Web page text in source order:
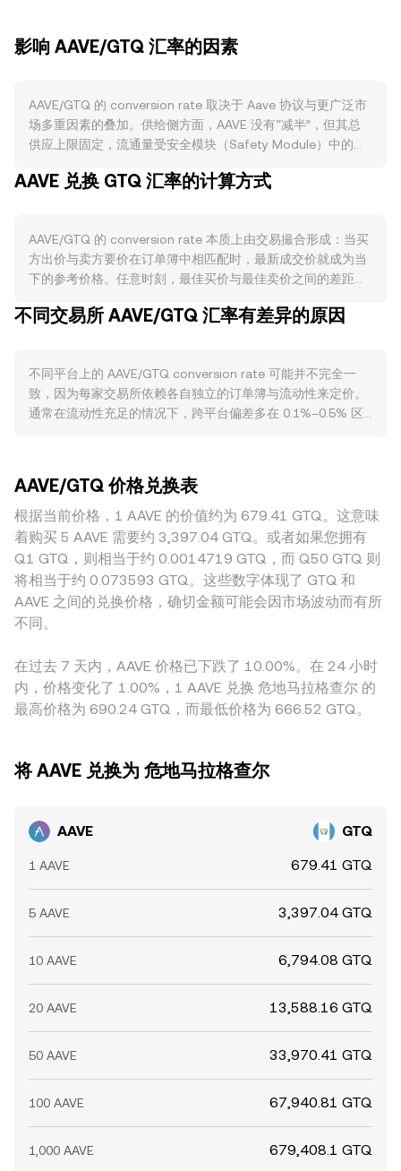
影响 AAVE/GTQ 汇率的因素
AAVE/GTQ 的 conversion rate 取决于 Aave 协议与更广泛市
场多重因素的叠加。供给侧方面，AAVE 没有“减半”，但其总
供应上限固定，流通量受安全模块（Safety Module）中的质
并缓释卖压；治理提案对激励发放、生态储备使用、潜在回购
（如 Aave v3）上的存借规模（TVL）、借款利率水平、清算
活跃度、以及 AAVE 在治理投票与安全模块中的实用性都会影
响市场对 AAVE 的需求；此外，协议原生稳定币 GHO 的采用
风险缓冲资产的预期。宏观维度上，AAVE 往往与比特币方向
会直接改变以本币计价的 AAVE/GTQ conversion rate。监管
事件同样重要，针对 DeFi 借贷的监管表述、对治理代币属性
的界定、以及对稳定币（涉及 GHO）的合规框架更新，均可
上与场外的大额地址净流入流出，都会在短期内放大波动；安
全模块的质押与解押窗口、主要 DEX 流动池（如 Uniswap、
Balancer）深度变化，也会影响现货与衍生品之间的基差，从
而间接影响 AAVE/GTQ conversion rate。
AAVE 兑换 GTQ 汇率的计算方式
AAVE/GTQ 的 conversion rate 本质上由交易撮合形成：当买
方出价与卖方要价在订单簿中相匹配时，最新成交价就成为当
下的参考价格。任意时刻，最佳买价与最佳卖价之间的差距构
度上，数据聚合商会计算成交量加权平均价（VWAP），其公
关系应用到换算时，若已知 AAVE 数量与 conversion rate，
则可得 GTQ 价值：GTQ Value = AAVE Amount × rate；反
之，若已知 GTQ 价值与 conversion rate，则可得 AAVE 数
链上流动性的情况下，去中心化交易所的自动做市商（AMM）
亦会影响现货参考价，其恒定乘积模型满足 x × y = k，其中池
内两种资产储备的比值决定即时价格，价格近似为 y/x。当大
额交易改变池子储备时，AMM 价格会随之滑动，并通过套利
与中心化报价逐步收敛。最终，平台会综合订单簿最新成交、
中间价、跨市 VWAP 以及必要的流动性与风控指标，为用户呈
现实时的 AAVE/GTQ conversion rate。
不同交易所 AAVE/GTQ 汇率有差异的原因
不同平台上的 AAVE/GTQ conversion rate 可能并不完全一
致，因为每家交易所依赖各自独立的订单簿与流动性来定价。
通常在流动性充足的情况下，跨平台偏差多在 0.1%–0.5% 区
价格冲击，导致与“全市场共识价”出现暂时背离。地理与监管
差异也会带来溢价或折价，例如某些地区对 DeFi 治理代币的
上币与合规限制，可能压缩本地流动性并放大报价波动。很多
平台的 AAVE 实际先与 USDT 或 USD 定价，再通过本地法币
对（例如 GTQ/USDT）转换输出 AAVE/GTQ，因而 USDT 相
对 GTQ 的轻微溢折价会传导到最终报价。跨平台套利能在价
差出现时买低卖高以推动价格回归，但受限于提现与充值速
度、链上与链下费用、风控与限额，以及极端行情下的流动性
AAVE/GTQ 价格兑换表
根据当前价格，1 AAVE 的价值约为 679.41 GTQ。这意味
着购买 5 AAVE 需要约 3,397.04 GTQ。或者如果您拥有
Q1 GTQ，则相当于约 0.0014719 GTQ，而 Q50 GTQ 则
将相当于约 0.073593 GTQ。这些数字体现了 GTQ 和
AAVE 之间的兑换价格，确切金额可能会因市场波动而有所
不同。
在过去 7 天内，AAVE 价格已下跌了 10.00%。在 24 小时
内，价格变化了 1.00%，1 AAVE 兑换 危地马拉格查尔 的
最高价格为 690.24 GTQ，而最低价格为 666.52 GTQ。
将 AAVE 兑换为 危地马拉格查尔
AAVE GTQ
1 AAVE 679.41 GTQ
5 AAVE 3,397.04 GTQ
10 AAVE 6,794.08 GTQ
20 AAVE 13,588.16 GTQ
50 AAVE 33,970.41 GTQ
100 AAVE 67,940.81 GTQ
1,000 AAVE 679,408.1 GTQ